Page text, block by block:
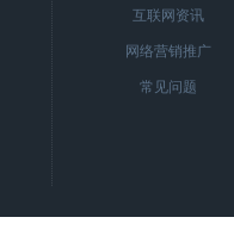
互联网资讯
网络营销推广
常见问题